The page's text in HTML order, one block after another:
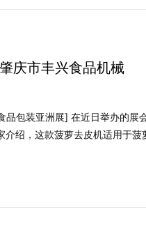
庆市丰兴食品机械
包装亚洲展] 在近日举办的展
绍，这款菠萝去皮机适用于